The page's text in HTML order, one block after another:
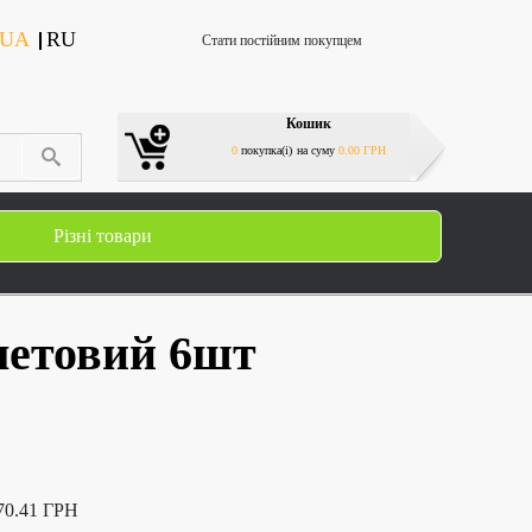
UA RU Стати постійним покупцем
Кошик
0 покупка(і) на суму0.00 ГРН
Різні товари
6шт
ГРН